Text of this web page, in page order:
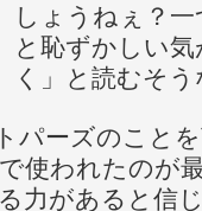
しょうねぇ？
と恥ずかしい
く」と読むそ
パーズのこと
使われたのが
力があると信